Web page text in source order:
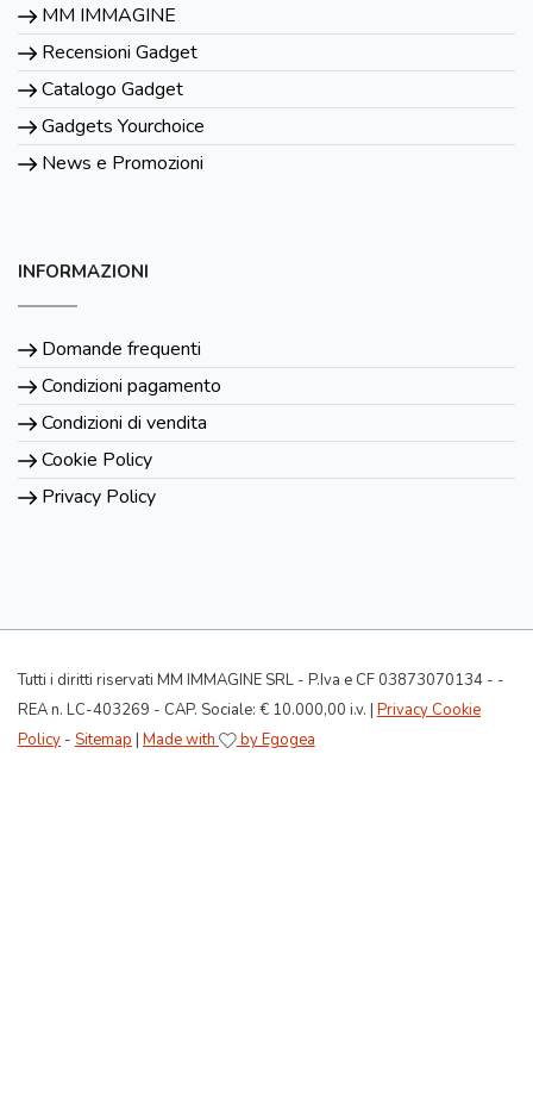
MM IMMAGINE
Recensioni Gadget
Catalogo Gadget
Gadgets Yourchoice
News e Promozioni
INFORMAZIONI
Domande frequenti
Condizioni pagamento
Condizioni di vendita
Cookie Policy
Privacy Policy
Tutti i diritti riservati MM IMMAGINE SRL - P.Iva e CF 03873070134 - -
REA n. LC-403269 - CAP. Sociale: € 10.000,00 i.v. | Privacy Cookie
Policy - Sitemap | Made with by Egogea